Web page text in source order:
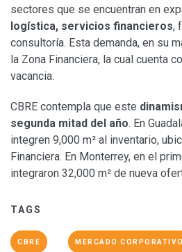
sectores que se encuentran en
logística, servicios financieros,
consultoría. Esta demanda, en su
la Zona Financiera, la cual cuenta
vacancia.
CBRE contempla que este
segunda mitad del año. En
integren 9,000 m² al inventario,
Financiera. En Monterrey, en el
integraron 32,000 m² de nueva
TAGS
CBRE MERCADO CORPORATIVO